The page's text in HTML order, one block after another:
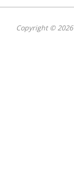
Copyright © 2026